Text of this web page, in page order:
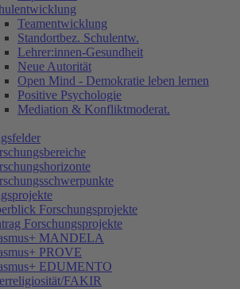
Teamentwicklung
Standortbez. Schulentw.
Lehrer:innen-Gesundheit
Neue Autorität
Open Mind - Demokratie leben lernen
Positive Psychologie
Mediation & Konfliktmoderat.
Forschungsprojekte
Forschungsprojekte
MANDELA
PROVE
EDUMENTO
FAKIR